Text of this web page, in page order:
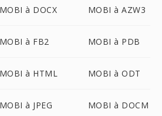
MOBI à DOCX MOBI à AZW3
MOBI à FB2 MOBI à PDB
MOBI à HTML MOBI à ODT
MOBI à JPEG MOBI à DOCM